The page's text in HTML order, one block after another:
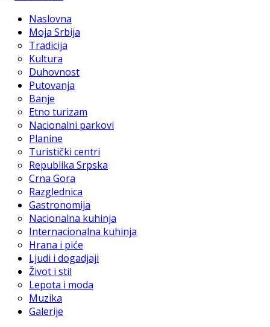
Naslovna
Moja Srbija
Tradicija
Kultura
Duhovnost
Putovanja
Banje
Etno turizam
Nacionalni parkovi
Planine
Turistički centri
Republika Srpska
Crna Gora
Razglednica
Gastronomija
Nacionalna kuhinja
Internacionalna kuhinja
Hrana i piće
Ljudi i dogadjaji
Život i stil
Lepota i moda
Muzika
Galerije